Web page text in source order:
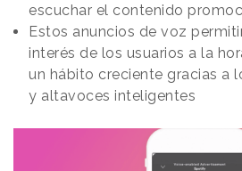
escuchar el contenido
Estos anuncios de voz
interés de los usuarios a la
un hábito creciente gracias a
y altavoces inteligentes